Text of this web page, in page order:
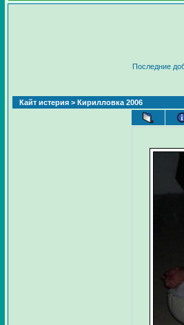
Последние
Кайт истерия > Кирилловка 2006